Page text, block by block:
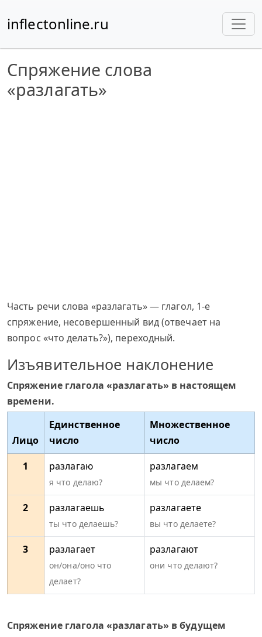
inflectonline.ru
Спряжение слова
«разлагать»
Часть речи слова «разлагать» — глагол, 1-е
спряжение, несовершенный вид (отвечает на
вопрос «что делать?»), переходный.
Изъявительное наклонение
Спряжение глагола «разлагать» в настоящем
времени.
Лицо
Единственное
число
Множественное
число
1
разлагаю
я что делаю?
разлагаем
мы что делаем?
2 разлагаешь
ты что делаешь?
разлагаете
вы что делаете?
3 разлагает
он/она/оно что
делает?
разлагают
они что делают?
Спряжение глагола «разлагать» в будущем